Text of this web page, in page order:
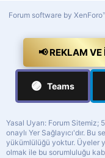
Forum software by
📢 REKLAM VE
🟣 Teams
Yasal Uyarı: Forum Sitemiz;
onaylı Yer Sağlayıcı'dır.
yükümlülüğü yoktur. Üyeler
olmak ile bu sorumluluğu